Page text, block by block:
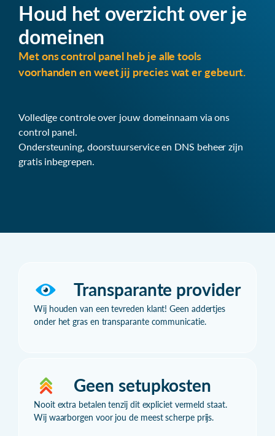
Houd het overzicht over je
domeinen
Met ons control panel heb je alle tools
voorhanden en weet jij precies wat er gebeurt.
Volledige controle over jouw domeinnaam via ons
control panel.
Ondersteuning, doorstuurservice en DNS beheer zijn
gratis inbegrepen.
Transparante provider
Wij houden van een tevreden klant! Geen addertjes
onder het gras en transparante communicatie.
Geen setupkosten
Nooit extra betalen tenzij dit expliciet vermeld staat.
Wij waarborgen voor jou de meest scherpe prijs.